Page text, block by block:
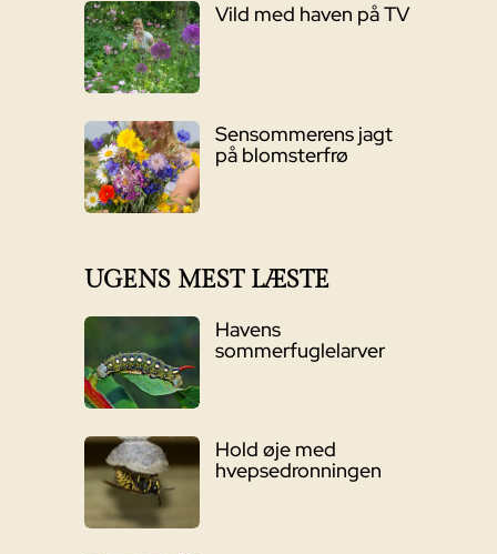
Vild med haven på TV
Sensommerens jagt
på blomsterfrø
UGENS MEST LÆSTE
Havens
sommerfuglelarver
Hold øje med
hvepsedronningen